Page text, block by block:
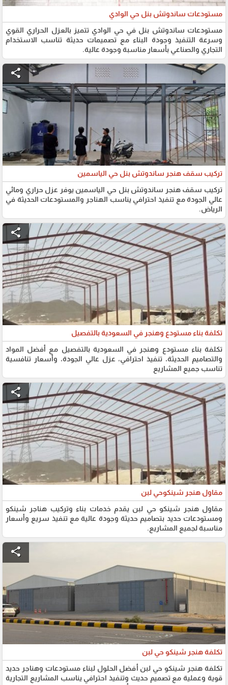
مستودعات ساندوتش بنل حي الوادي
مستودعات ساندوتش بنل في حي الوادي تتميز بالعزل الحراري القوي
وسرعة التنفيذ وجودة البناء مع تصميمات حديثة تناسب الاستخدام
التجاري والصناعي بأسعار مناسبة وجودة عالية.
share
تركيب سقف هنجر ساندوتش بنل حي الياسمين
تركيب سقف هنجر ساندوتش بنل حي الياسمين يوفر عزل حراري ومائي
عالي الجودة مع تنفيذ احترافي يناسب الهناجر والمستودعات الحديثة في
الرياض.
share
تكلفة بناء مستودع وهنجر في السعودية بالتفصيل
تكلفة بناء مستودع وهنجر في السعودية بالتفصيل مع أفضل المواد
والتصاميم الحديثة، تنفيذ احترافي، عزل عالي الجودة، وأسعار تنافسية
تناسب جميع المشاريع
share
مقاول هنجر شينكوحي لبن
مقاول هنجر شينكو حي لبن يقدم خدمات بناء وتركيب هناجر شينكو
ومستودعات حديد بتصاميم حديثة وجودة عالية مع تنفيذ سريع وأسعار
مناسبة لجميع المشاريع.
share
تكلفة هنجر شينكو حي لبن
تكلفة هنجر شينكو حي لبن أفضل الحلول لبناء مستودعات وهناجر حديد
قوية وعملية مع تصميم حديث وتنفيذ احترافي يناسب المشاريع التجارية